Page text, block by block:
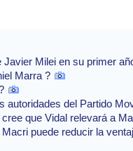
Javier Milei en su primer
Marra ?
autoridades del Partido
que Vidal relevará a
puede reducir la